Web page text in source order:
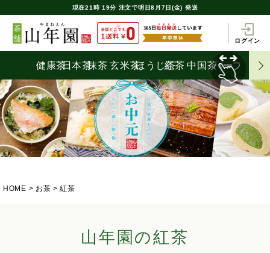
現在21時 19分 注文で明日8月7日(金) 発送
ログイン
健康茶日本茶抹茶 玄米茶ほうじ茶
紅茶 中国茶ハーブティ
HOME お茶 紅茶
山年園の紅茶